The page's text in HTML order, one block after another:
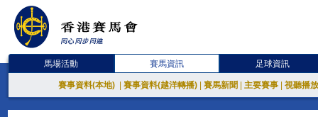
馬場活動 賽馬資訊 足球資訊
賽事資料(本地) 賽事資料(越洋轉播) 賽馬新聞 主要賽事 視聽播